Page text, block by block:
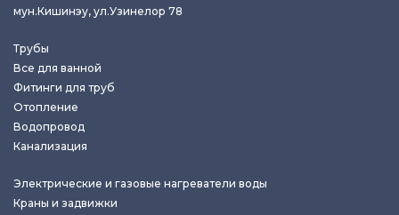
мун.Кишинэу, ул.Узинелор 78
Трубы
Все для ванной
Фитинги для труб
Отопление
Водопровод
Канализация
Электрические и газовые нагреватели воды
Краны и задвижки